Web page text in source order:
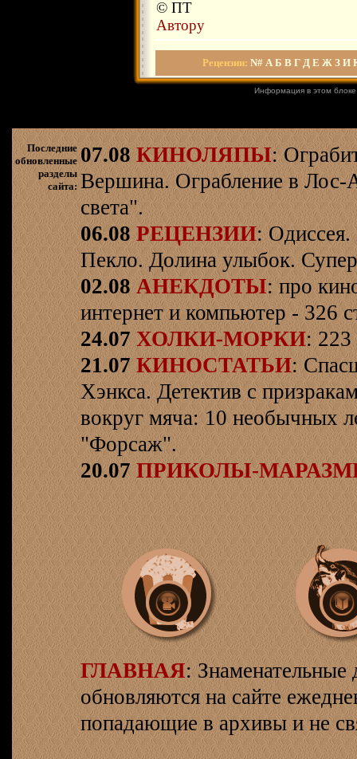
© ПТ
Автору
Рецензии: N# А Б В Г Д Е Ж З И
Информация в этом
Последние
обновленные
разделы
сайта:
07.08 КИНОЛЯПЫ:
Вершина. Ограбление в Лос-
света".
06.08 РЕЦЕНЗИИ:
Пекло. Долина улыбок.
02.08 АНЕКДОТЫ: про
интернет и компьютер - 326
24.07 ХОЛКИ-МОРКИ: 223
21.07 КИНОСТАТЬИ:
Хэнкса. Детектив с
вокруг мяча: 10 необычных
"Форсаж".
20.07 ПРИКОЛЫ-
ГЛАВНАЯ: Знаменательные
обновляются на сайте
попадающие в архивы и не